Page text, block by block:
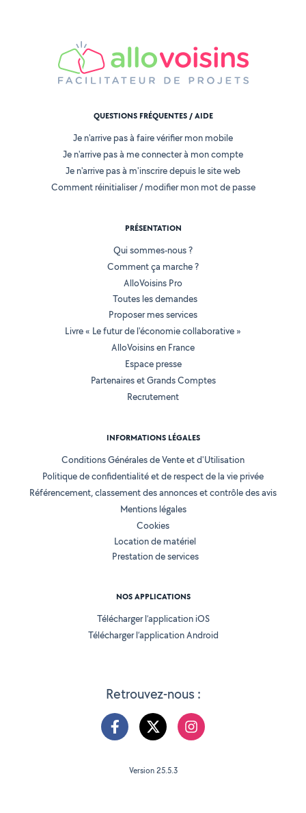
Retrouvez-nous :
QUESTIONS FRÉQUENTES / AIDE
Je n'arrive pas à faire vérifier mon mobile
Je n'arrive pas à me connecter à mon compte
Je n'arrive pas à m'inscrire depuis le site web
Comment réinitialiser / modifier mon mot de passe
PRÉSENTATION
Qui sommes-nous ?
Comment ça marche ?
AlloVoisins Pro
Toutes les demandes
Proposer mes services
Livre « Le futur de l'économie collaborative »
AlloVoisins en France
Espace presse
Partenaires et Grands Comptes
Recrutement
INFORMATIONS LÉGALES
Conditions Générales de Vente et d'Utilisation
Politique de confidentialité et de respect de la vie privée
Référencement, classement des annonces et contrôle des avis
Mentions légales
Cookies
Location de matériel
Prestation de services
NOS APPLICATIONS
Télécharger l’application iOS
Télécharger l’application Android
Version 25.5.3